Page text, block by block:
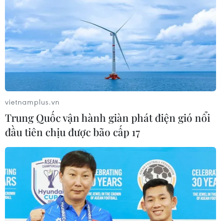
Nhà nước dẫn dắt tăng trưởng
31/07/2026 12:35
Việt Nam từng bước làm chủ công
nghệ 6G
Xem thêm
CƠ QUAN CHỦ QUẢN: THÔNG TẤN XÃ VIỆT NAM
vietnamplus.vn
Trung Quốc vận hành giàn phát điện gió nổi
đầu tiên chịu được bão cấp 17